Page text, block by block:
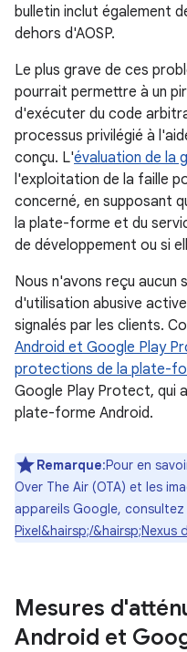
bulletin inclut également
dehors d'AOSP.
Le plus grave de ces
pourrait permettre à un
d'exécuter du code
processus privilégié à
conçu. L'évaluation de la
l'exploitation de la faille
concerné, en supposant
la plate-forme et du
de développement ou si
Nous n'avons reçu aucun
d'utilisation abusive
signalés par les clients.
Android et Google Play
protections de la plate-
Google Play Protect, qui
plate-forme Android.
Remarque:Pour en
Over The Air (OTA) et les
appareils Google, consultez
Pixel&hairsp;/&hairsp;Nexus
Mesures
Android et